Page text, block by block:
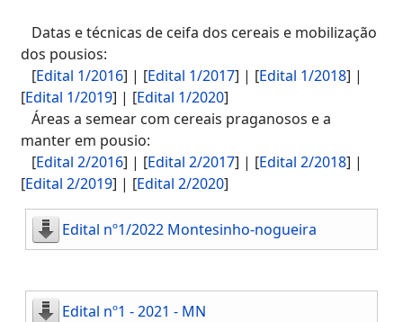
Datas e técnicas de ceifa dos cereais e mobilização
dos pousios:
[Edital 1/2016] | [Edital 1/2017] | [Edital 1/2018] |
[Edital 1/2019] | [Edital 1/2020]
Áreas a semear com cereais praganosos e a
manter em pousio:
[Edital 2/2016] | [Edital 2/2017] | [Edital 2/2018] |
[Edital 2/2019] | [Edital 2/2020]
Edital nº1/2022 Montesinho-nogueira
Edital nº1 - 2021 - MN